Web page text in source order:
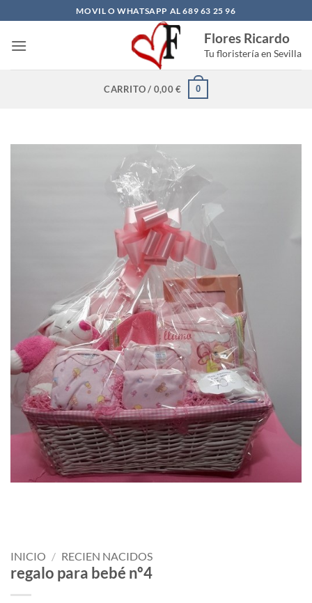
al
contenido
MOVIL O WHATSAPP AL 689 63 25 96
Flores Ricardo
Tu floristería en Sevilla
CARRITO / 0,00€ 0
INICIO / RECIEN NACIDOS
regalo para bebé nº4